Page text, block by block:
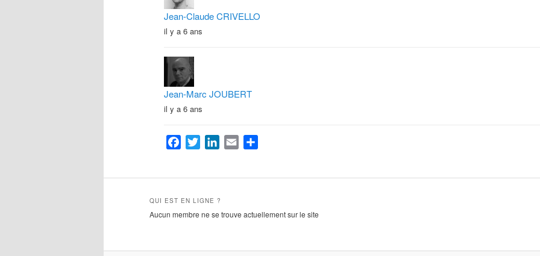
Jean-Claude CRIVELLO
il y a 6 ans
Jean-Marc JOUBERT
il y a 6 ans
FacebookTwitterLinkedIn
Email
QUI EST EN LIGNE ?
Aucun membre ne se trouve actuellement sur le site